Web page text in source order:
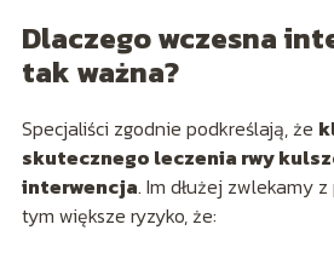
Dlaczego wczesna
tak ważna?
Specjaliści zgodnie podkreślają, że
skutecznego leczenia rwy
interwencja. Im dłużej zwlekamy
tym większe ryzyko, że: